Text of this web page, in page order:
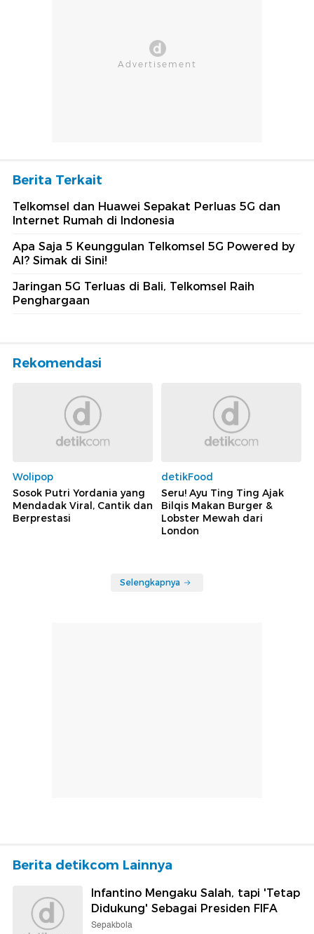
Berita Terkait
Telkomsel dan Huawei Sepakat Perluas 5G dan
Internet Rumah di Indonesia
Apa Saja 5 Keunggulan Telkomsel 5G Powered by
AI? Simak di Sini!
Jaringan 5G Terluas di Bali, Telkomsel Raih
Penghargaan
Rekomendasi
Wolipop
Sosok Putri Yordania yang
Mendadak Viral, Cantik dan
Berprestasi
detikFood
Seru! Ayu Ting Ting Ajak
Bilqis Makan Burger &
Lobster Mewah dari
London
Selengkapnya
Berita detikcom Lainnya
Infantino Mengaku Salah, tapi 'Tetap
Didukung' Sebagai Presiden FIFA
Sepakbola